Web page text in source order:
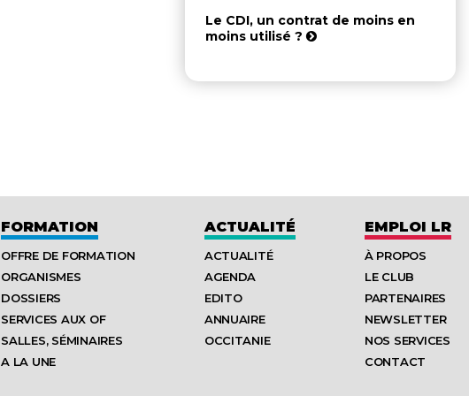
Le CDI, un contrat de moins en
moins utilisé ?
FORMATION
OFFRE DE FORMATION
ORGANISMES
DOSSIERS
SERVICES AUX OF
SALLES, SÉMINAIRES
A LA UNE
ACTUALITÉ
ACTUALITÉ
AGENDA
EDITO
ANNUAIRE
OCCITANIE
EMPLOI LR
À PROPOS
LE CLUB
PARTENAIRES
NEWSLETTER
NOS SERVICES
CONTACT